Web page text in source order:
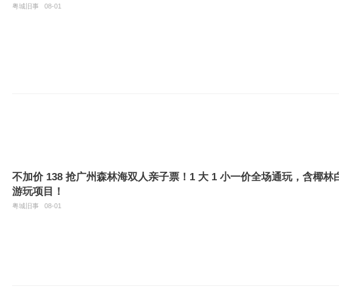
粤城旧事 08-01
不加价 138 抢广州森林海双人亲子票！1 大 1 小一价全场通玩，含椰
游玩项目！
粤城旧事 08-01